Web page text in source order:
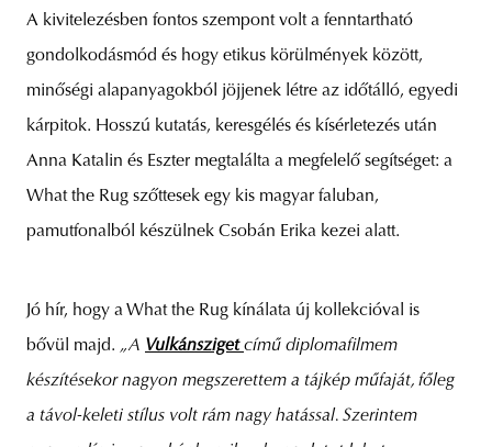
A kivitelezésben fontos szempont volt a fenntartható
gondolkodásmód és hogy etikus körülmények között,
minőségi alapanyagokból jöjjenek létre az időtálló, egyedi
kárpitok. Hosszú kutatás, keresgélés és kísérletezés után
Anna Katalin és Eszter megtalálta a megfelelő segítséget: a
What the Rug szőttesek egy kis magyar faluban,
pamutfonalból készülnek Csobán Erika kezei alatt.
Jó hír, hogy a What the Rug kínálata új kollekcióval is
bővül majd. „A Vulkánsziget című diplomafilmem
készítésekor nagyon megszerettem a tájkép műfaját, főleg
a távol-keleti stílus volt rám nagy hatással. Szerintem